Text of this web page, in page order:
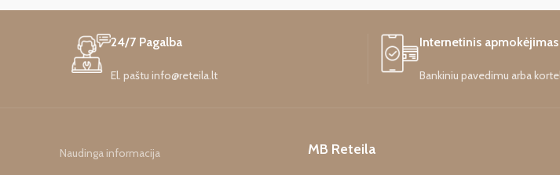
24/7 Pagalba
El. paštu info@reteila.lt
Internetinis apmokėjimas
Bankiniu pavedimu arba
Naudinga informacija
MB Reteila